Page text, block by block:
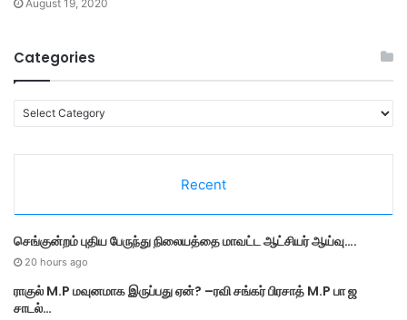
August 19, 2020
Categories
a
i
e
Recent
செங்குன்றம் புதிய பேருந்து நிலையத்தை மாவட்ட ஆட்சியர் ஆய்வு….
20 hours ago
ராகுல் M.P மவுனமாக இருப்பது ஏன்? –ரவி சங்கர் பிரசாத் M.P பா ஜ
சாடல்…